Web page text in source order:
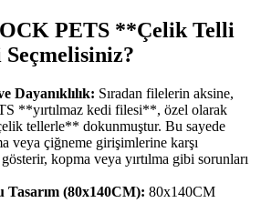
PETS **Çelik Telli
Dayanıklılık: Sıradan filelerin aksine,
**yırtılmaz kedi filesi**, özel olarak
tellerle** dokunmuştur. Bu sayede
veya çiğneme girişimlerine karşı
kopma veya yırtılma gibi sorunları
Tasarım (80x140CM): 80x140CM